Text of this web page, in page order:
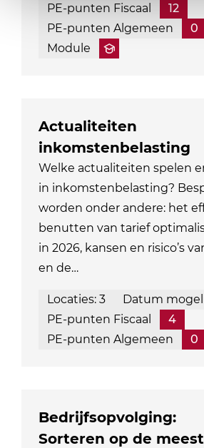
PE-punten Fiscaal
12
PE-punten Algemeen
0
Module
Actualiteiten
inkomstenbelasting
Welke actualiteiten spelen
in inkomstenbelasting?
worden onder andere: het
benutten van tarief
in 2026, kansen en risico’s
en de…
Locaties: 3
Datum
PE-punten Fiscaal
4
PE-punten Algemeen
0
Bedrijfsopvolging:
Sorteren op de meest